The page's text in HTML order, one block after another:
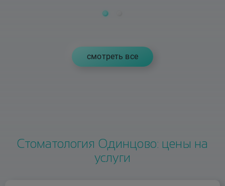
cмотреть все
Стоматология Одинцово: цены на
услуги